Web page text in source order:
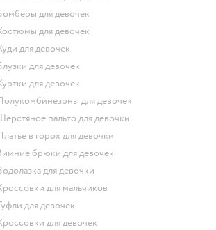
Бомберы для девочек
Костюмы для девочек
Худи для девочек
Блузки для девочек
Куртки для девочек
Полукомбинезоны для девочек
Шерстяное пальто для девочки
Платье в горох для девочки
Зимние брюки для девочек
Водолазка для девочки
Кроссовки для мальчиков
Туфли для девочек
Кроссовки для девочек